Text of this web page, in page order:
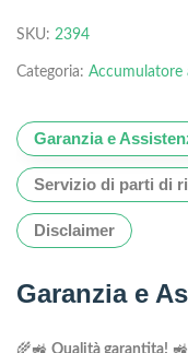
SKU: 2394
Categoria: Accumulatore
Garanzia e
Servizio di parti di
Disclaimer
Garanzia e
🌾🚜 Qualità garantita!